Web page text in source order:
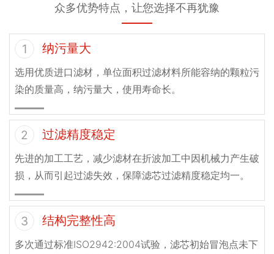
众多优势特点，让您选择不再犹豫
1 纳污量大
选用优质进口滤材，单位面积过滤材料所能容纳的颗粒污
染的质量高，纳污量大，使用寿命长。
2 过滤精度稳定
先进的加工工艺，减少滤材在折波加工中因机械力产生破
损，从而引起过滤失效，保障滤芯过滤精度稳定均一。
3 结构完整性高
多次通过标准ISO2942:2004试验，滤芯初始冒泡点未下